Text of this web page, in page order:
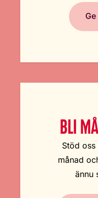
BLI
Stöd
månad
ännu